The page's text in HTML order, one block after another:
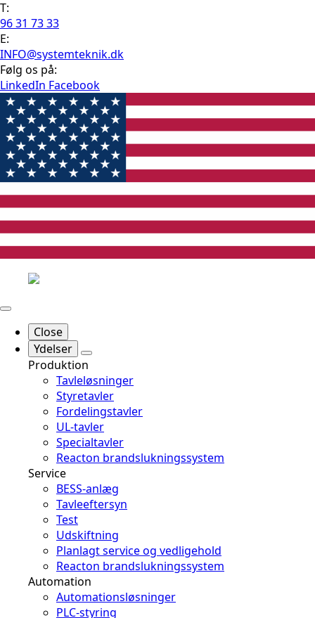
T:
96 31 73 33
E:
INFO@systemteknik.dk
Følg os på:
LinkedIn Facebook
Close
Ydelser
Produktion
Tavleløsninger
Styretavler
Fordelingstavler
UL-tavler
Specialtavler
Reacton brandslukningssystem
Service
BESS-anlæg
Tavleeftersyn
Test
Udskiftning
Planlagt service og vedligehold
Reacton brandslukningssystem
Automation
Automationsløsninger
PLC-styring